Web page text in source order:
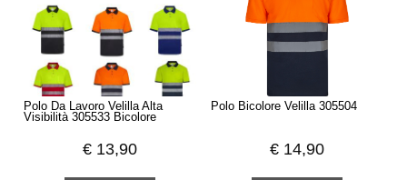
Polo Da Lavoro Velilla Alta
Visibilità 305533 Bicolore
€ 13,90
Polo Bicolore Velilla 305504
€ 14,90